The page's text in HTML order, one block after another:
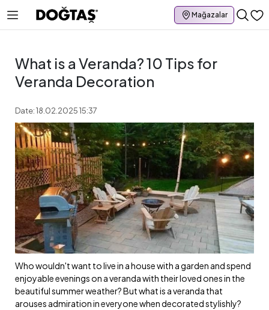
Mağazalar
What is a Veranda? 10 Tips for
Veranda Decoration
Date: 18.02.2025 15:37
Who wouldn't want to live in a house with a garden and spend
enjoyable evenings on a veranda with their loved ones in the
beautiful summer weather? But what is a veranda that
arouses admiration in everyone when decorated stylishly?